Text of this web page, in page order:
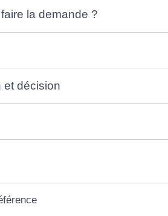
la demande ?
et décision